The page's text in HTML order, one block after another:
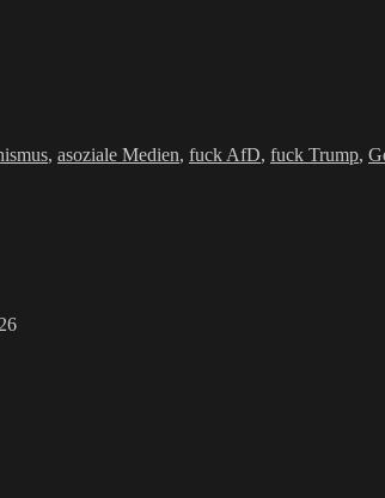
, asoziale Medien, fuck AfD, fuck Trump,